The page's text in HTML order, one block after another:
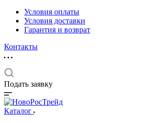
Условия оплаты
Условия доставки
Гарантия и возврат
Контакты
Подать заявку
Каталог